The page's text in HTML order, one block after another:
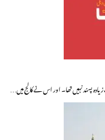
پسند نہیں تھا۔ اور اس نے کالج میں…